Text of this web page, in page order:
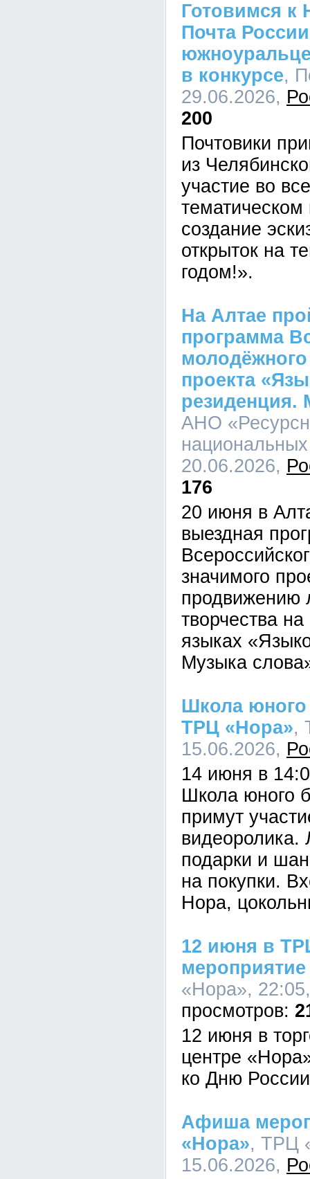
Готовимся к
Почта
в конкурсе,
29.06.2026,
200
Почтовики
из
участие во
тематическом
создание
открыток на
годом!».
На Алтае
программа
проекта
резиденция.
АНО
20.06.2026,
176
20 июня в
выездная
значимого
продвижению
творчества
языках
Музыка
Школа юного
ТРЦ «Нора»,
15.06.2026,
14 июня в
Школа юного
примут
видеоролика.
подарки и
на покупки.
Нора,
12 июня в
«Нора»,
12 июня в
центре
ко Дню России
Афиша
«Нора», ТРЦ
15.06.2026,